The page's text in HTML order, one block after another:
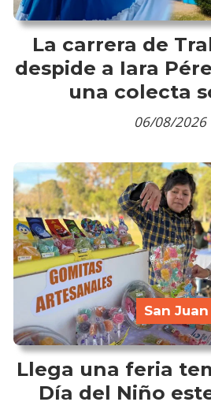
La carrera de
despide a Iara
una colecta
06/08/2026
Llega una feria
Día del Niño
San Juan